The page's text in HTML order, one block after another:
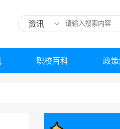
资讯
职校百科 政